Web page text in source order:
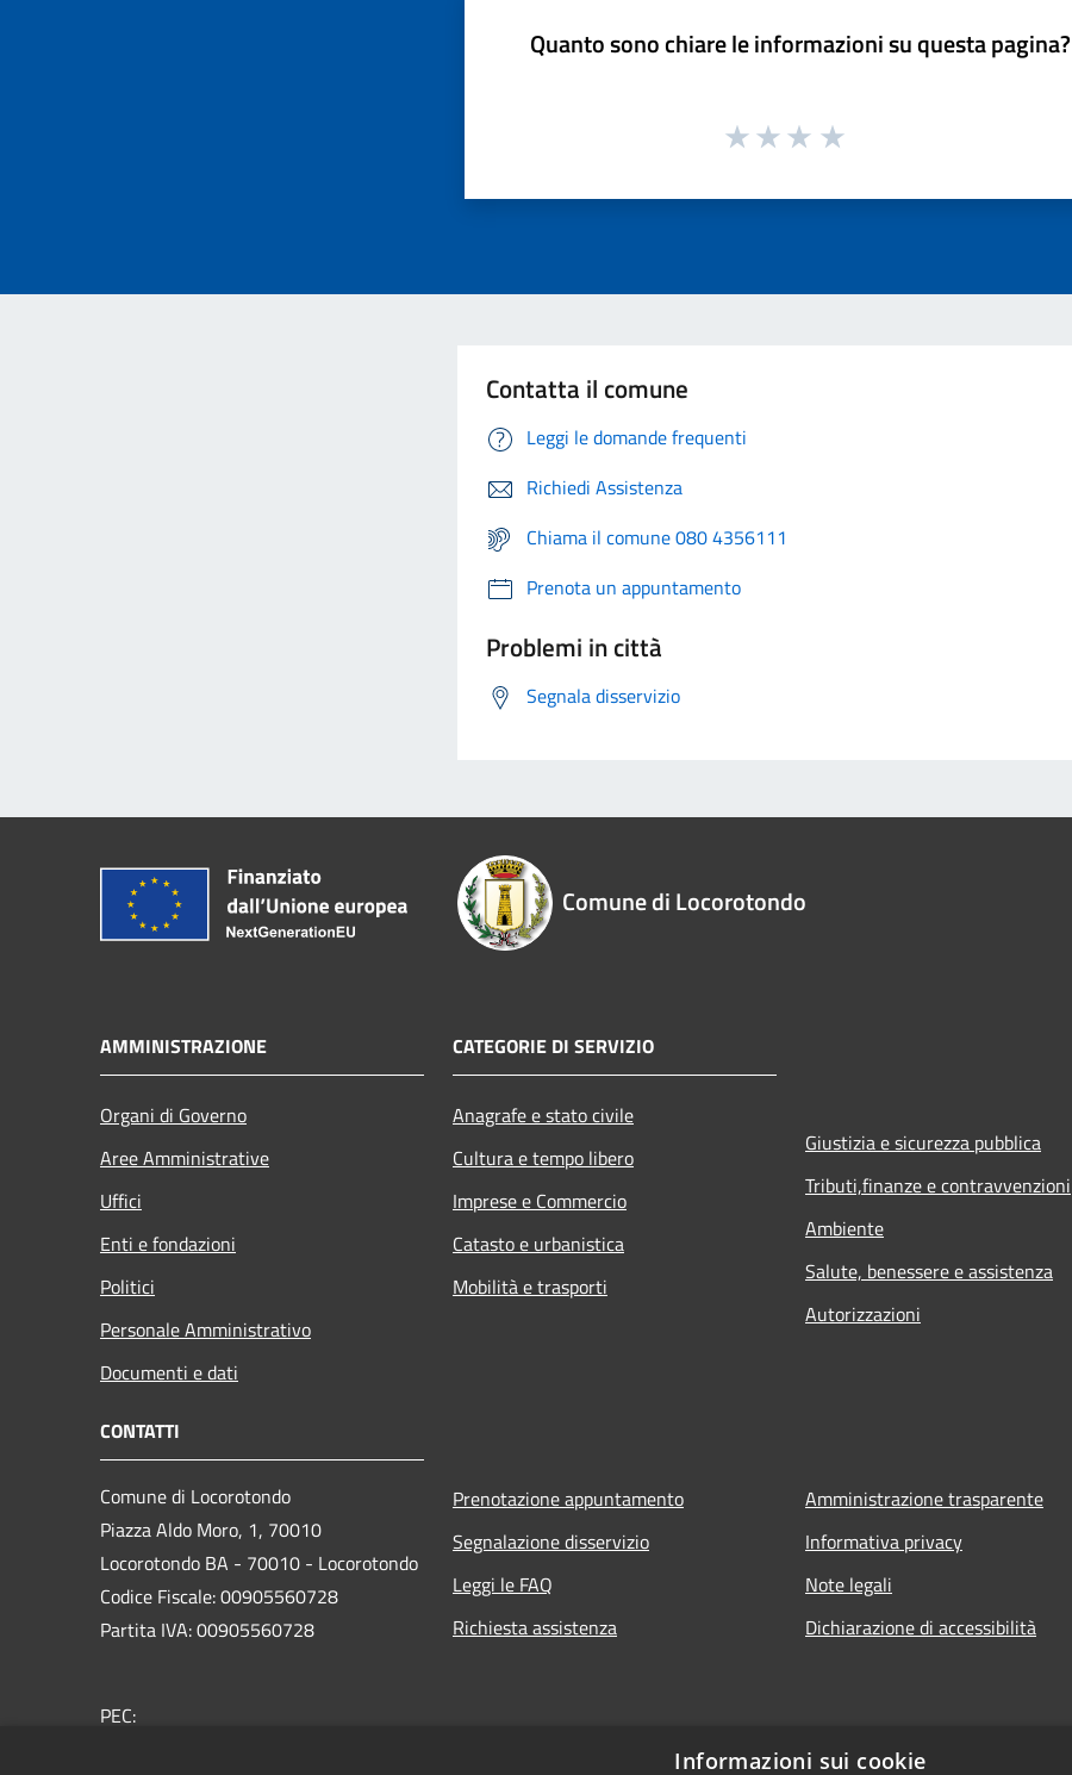
Quanto sono chiare le informazioni su questa pagina?
Contatta il comune
Leggi le domande frequenti
Richiedi Assistenza
Chiama il comune 080 4356111
Prenota un appuntamento
Problemi in città
Segnala disservizio
Comune di Locorotondo
AMMINISTRAZIONE
Organi di Governo
Aree Amministrative
Uffici
Enti e fondazioni
Politici
Personale Amministrativo
Documenti e dati
CATEGORIE DI SERVIZIO
Anagrafe e stato civile
Cultura e tempo libero
Imprese e Commercio
Catasto e urbanistica
Mobilità e trasporti
Giustizia e sicurezza pubblica
Tributi,finanze e contravvenzioni
Ambiente
Salute, benessere e assistenza
Autorizzazioni
CONTATTI
Comune di Locorotondo
Piazza Aldo Moro, 1, 70010
Locorotondo BA - 70010 - Locorotondo
Codice Fiscale: 00905560728
Partita IVA: 00905560728
PEC:
Prenotazione appuntamento
Segnalazione disservizio
Leggi le FAQ
Richiesta assistenza
Amministrazione trasparente
Informativa privacy
Note legali
Dichiarazione di accessibilità
Informazioni sui cookie